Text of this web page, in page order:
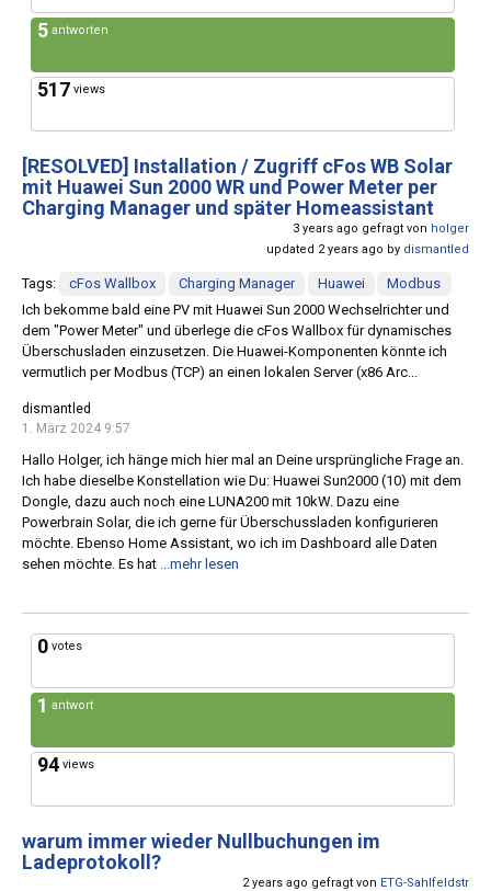
5 antworten
517 views
[RESOLVED] Installation / Zugriff cFos WB Solar
mit Huawei Sun 2000 WR und Power Meter per
Charging Manager und später Homeassistant
3 years ago gefragt von holger
updated 2 years ago by dismantled
Tags: cFos Wallbox Charging Manager Huawei
Modbus
Ich bekomme bald eine PV mit Huawei Sun 2000 Wechselrichter und
dem "Power Meter" und überlege die cFos Wallbox für dynamisches
Überschusladen einzusetzen. Die Huawei-Komponenten könnte ich
vermutlich per Modbus (TCP) an einen lokalen Server (x86 Arc...
dismantled
1. März 2024 9:57
Hallo Holger, ich hänge mich hier mal an Deine ursprüngliche Frage an.
Ich habe dieselbe Konstellation wie Du: Huawei Sun2000 (10) mit dem
Dongle, dazu auch noch eine LUNA200 mit 10kW. Dazu eine
Powerbrain Solar, die ich gerne für Überschussladen konfigurieren
möchte. Ebenso Home Assistant, wo ich im Dashboard alle Daten
sehen möchte. Es hat
...mehr lesen
0 votes
1 antwort
94 views
warum immer wieder Nullbuchungen im
Ladeprotokoll?
2 years ago gefragt von ETG-Sahlfeldstr